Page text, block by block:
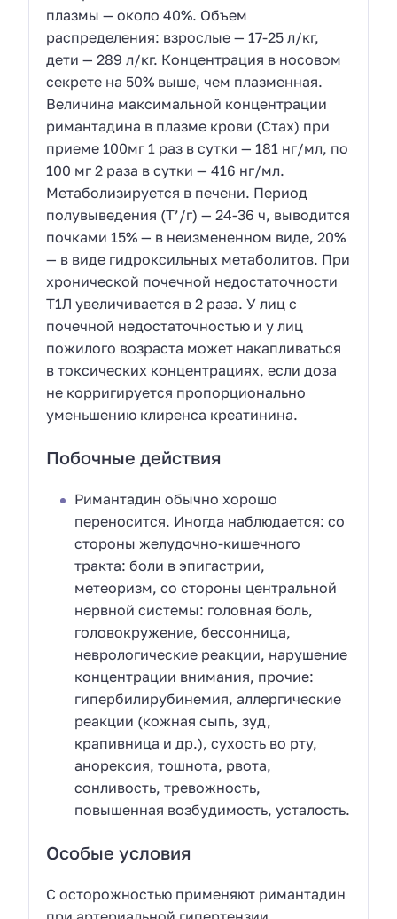
плазмы — около 40%. Объем
распределения: взрослые — 17-25 л/кг,
дети — 289 л/кг. Концентрация в носовом
секрете на 50% выше, чем плазменная.
Величина максимальной концентрации
римантадина в плазме крови (Стах) при
приеме 100мг 1 раз в сутки — 181 нг/мл, по
100 мг 2 раза в сутки — 416 нг/мл.
Метаболизируется в печени. Период
полувыведения (Т’/г) — 24-36 ч, выводится
почками 15% — в неизмененном виде, 20%
— в виде гидроксильных метаболитов. При
хронической почечной недостаточности
Т1Л увеличивается в 2 раза. У лиц с
почечной недостаточностью и у лиц
пожилого возраста может накапливаться
в токсических концентрациях, если доза
не корригируется пропорционально
уменьшению клиренса креатинина.
Побочные действия
Римантадин обычно хорошо
переносится. Иногда наблюдается: со
стороны желудочно-кишечного
тракта: боли в эпигастрии,
метеоризм, со стороны центральной
нервной системы: головная боль,
головокружение, бессонница,
неврологические реакции, нарушение
концентрации внимания, прочие:
гипербилирубинемия, аллергические
реакции (кожная сыпь, зуд,
крапивница и др.), сухость во рту,
анорексия, тошнота, рвота,
сонливость, тревожность,
повышенная возбудимость, усталость.
Особые условия
С осторожностью применяют римантадин